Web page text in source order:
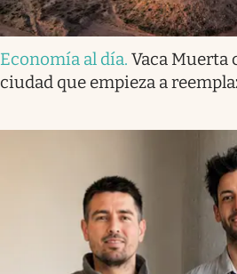
Economía al día. Vaca Muerta
ciudad que empieza a